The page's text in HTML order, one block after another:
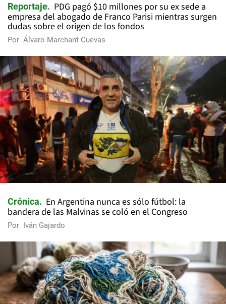
Reportaje
PDG pagó $10 millones por su ex sede a
empresa del abogado de Franco Parisi mientras surgen
dudas sobre el origen de los fondos
Por Álvaro Marchant Cuevas
Crónica
En Argentina nunca es sólo fútbol: la
bandera de las Malvinas se coló en el Congreso
Por Iván Gajardo